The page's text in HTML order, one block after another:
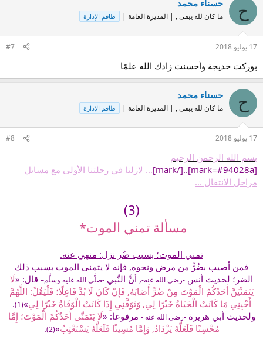
ح حسناء محمد
ما كان لله يبقى , | المديرة العامة | طاقم الإدارة
17 يوليو 2018 #7
بوركت خديجة وأحسنت زادك الله علمًا
ح حسناء محمد
ما كان لله يبقى , | المديرة العامة | طاقم الإدارة
17 يوليو 2018 #8
بسم الله الرحمن الرحيم
[mark=#94028a]
..
[/mark]
... لازلنا في رحلتنا الأولى مع مسائل
مراحل الانتقال ...
(3)
مسألة تمني الموت*
تمني الموت؛ بسبب ضُر نزل: منهي عنه.
فمن أصيب بضُرٍّ من مرض ونحوه, فإنه لا يتمنى الموت بسبب ذلك
الضر؛ لحديث أنس -رضي الله عنه-, أنَّ النَّبي -صلَّى الله عليه وسلَّم– قال: «لَا
يَتَمَنَّيَنَّ أَحَدُكُمْ الْمَوْتَ مِنْ ضُرٍّ أَصَابَهُ, فَإِنْ كَانَ لَا بُدَّ فَاعِلًا؛ فَلْيَقُلْ: اللَّهُمَّ
أَحْيِنِي مَا كَانَتْ الْحَيَاةُ خَيْرًا لِي, وَتَوَفَّنِي إِذَا كَانَتْ الْوَفَاةُ خَيْرًا لِي»
(1)
.
ولحديث أبي هريرة-رضي الله عنه - مرفوعا: «لَا يَتَمَنَّى أَحَدُكُمْ الْمَوْتَ؛ إِمَّا
مُحْسِنًا فَلَعَلَّهُ يَزْدَادُ, وَإِمَّا مُسِيئًا فَلَعَلَّهُ يَسْتَعْتِبُ»
(2)
.